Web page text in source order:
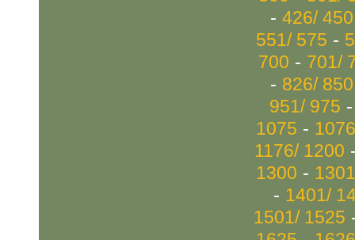
- 426/ 450
551/ 575 -
700 - 701/
- 826/ 850
951/ 975
1075 -
1176/ 1200
1300 -
- 1401/
1501/ 1525